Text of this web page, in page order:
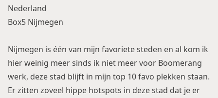
Box5 Nijmegen
Nijmegen is één van mijn favoriete steden en al kom ik
hier weinig meer sinds ik niet meer voor Boomerang
werk, deze stad blijft in mijn top 10 favo plekken staan.
Er zitten zoveel hippe hotspots in deze stad dat je er